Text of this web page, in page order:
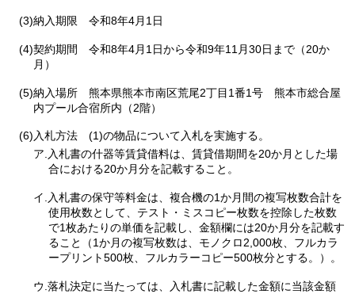
(3)納入期限 令和8年4月1日
(4)契約期間 令和8年4月1日から令和9年11月30日まで（20か
月）
(5)納入場所 熊本県熊本市南区荒尾2丁目1番1号 熊本市総合屋
内プール合宿所内（2階）
(6)入札方法 (1)の物品について入札を実施する。
ア.入札書の什器等賃貸借料は、賃貸借期間を20か月とした場
合における20か月分を記載すること。
イ.入札書の保守等料金は、複合機の1か月間の複写枚数合計を
使用枚数として、テスト・ミスコピー枚数を控除した枚数
で1枚あたりの単価を記載し、金額欄には20か月分を記載す
ること（1か月の複写枚数は、モノクロ2,000枚、フルカラ
ープリント500枚、フルカラーコピー500枚分とする。）。
ウ.落札決定に当たっては、入札書に記載した金額に当該金額